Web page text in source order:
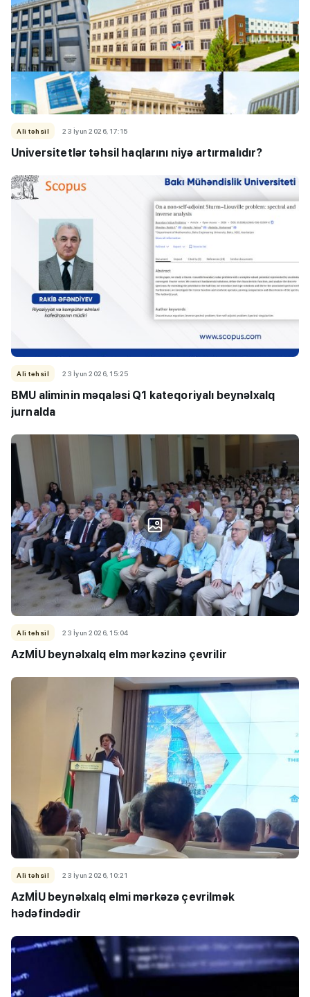
Ali təhsil 23 İyun 2026, 17:15
Universitetlər təhsil haqlarını niyə artırmalıdır?
Ali təhsil 23 İyun 2026, 15:25
BMU aliminin məqaləsi Q1 kateqoriyalı beynəlxalq
jurnalda
Ali təhsil 23 İyun 2026, 15:04
AzMİU beynəlxalq elm mərkəzinə çevrilir
Ali təhsil 23 İyun 2026, 10:21
AzMİU beynəlxalq elmi mərkəzə çevrilmək
hədəfindədir